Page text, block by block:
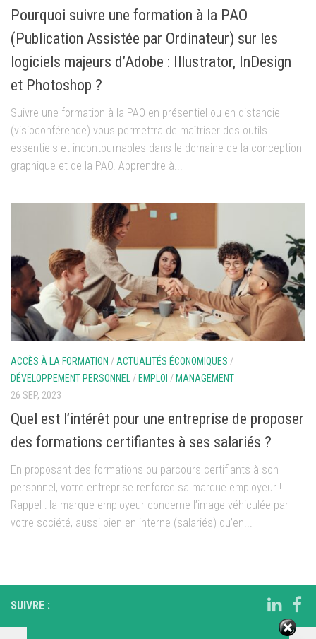
Pourquoi suivre une formation à la PAO
(Publication Assistée par Ordinateur) sur les
logiciels majeurs d’Adobe : Illustrator, InDesign
et Photoshop ?
Suivre une formation à la PAO en présentiel ou en distanciel
(visioconférence) vous permettra de maîtriser des outils
essentiels et incontournables dans le domaine de la conception
graphique et de la PAO. Apprendre à...
ACCÈS À LA FORMATION /ACTUALITÉS ÉCONOMIQUES /
DÉVELOPPEMENT PERSONNEL/ EMPLOI / MANAGEMENT
26 SEP, 2023
Quel est l’intérêt pour une entreprise de proposer
des formations certifiantes à ses salariés ?
En proposant des formations ou parcours certifiants à son
personnel, votre entreprise renforce sa marque employeur !
Rappel : la marque employeur concerne l’image véhiculée par
votre société, aussi bien en interne (salariés) qu’en...
SUIVRE :